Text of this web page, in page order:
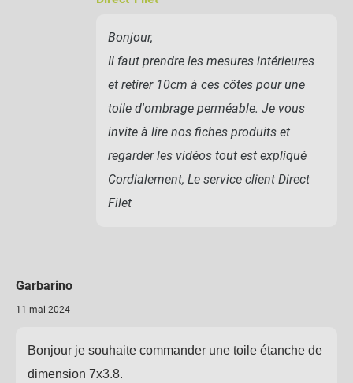
Bonjour,
Il faut prendre les mesures intérieures
et retirer 10cm à ces côtes pour une
toile d'ombrage perméable. Je vous
invite à lire nos fiches produits et
regarder les vidéos tout est expliqué
Cordialement, Le service client Direct
Filet
Garbarino
11 mai 2024
Bonjour je souhaite commander une toile étanche de
dimension 7x3.8.